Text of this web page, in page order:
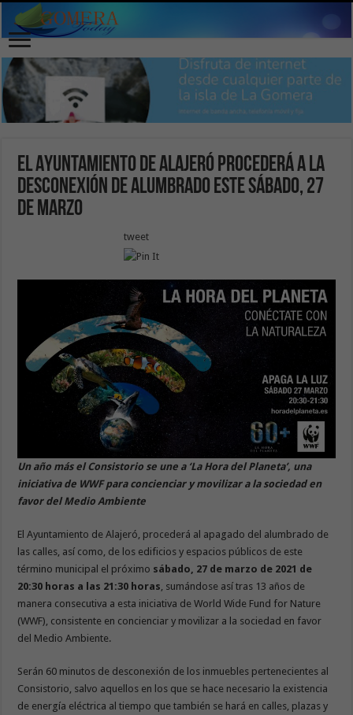
El Ayuntamiento de Alajeró procederá a la
desconexión de alumbrado este sábado, 27
de marzo
tweet
Un año más el Consistorio se une a ‘La Hora del Planeta’, una
iniciativa de WWF para concienciar y movilizar a la sociedad en
favor del Medio Ambiente
El Ayuntamiento de Alajeró, procederá al apagado del alumbrado de
las calles, así como, de los edificios y espacios públicos de este
término municipal el próximo sábado, 27 de marzo de 2021 de
20:30 horas a las 21:30 horas , sumándose así tras 13 años de
manera consecutiva a esta iniciativa de World Wide Fund for Nature
(WWF), consistente en concienciar y movilizar a la sociedad en favor
del Medio Ambiente.
Serán 60 minutos de desconexión de los inmuebles pertenecientes al
Consistorio, salvo aquellos en los que se hace necesario la existencia
de energía eléctrica al tiempo que también se hará en calles, plazas y